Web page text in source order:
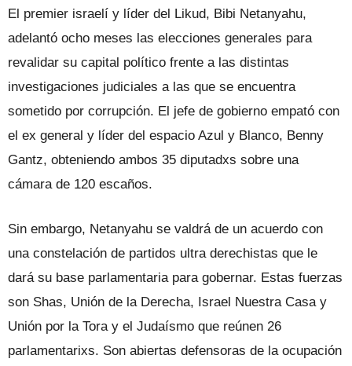
El premier israelí y líder del Likud, Bibi Netanyahu,
adelantó ocho meses las elecciones generales para
revalidar su capital político frente a las distintas
investigaciones judiciales a las que se encuentra
sometido por corrupción. El jefe de gobierno empató con
el ex general y líder del espacio Azul y Blanco, Benny
Gantz, obteniendo ambos 35 diputadxs sobre una
cámara de 120 escaños.
Sin embargo, Netanyahu se valdrá de un acuerdo con
una constelación de partidos ultra derechistas que le
dará su base parlamentaria para gobernar. Estas fuerzas
son Shas, Unión de la Derecha, Israel Nuestra Casa y
Unión por la Tora y el Judaísmo que reúnen 26
parlamentarixs. Son abiertas defensoras de la ocupación